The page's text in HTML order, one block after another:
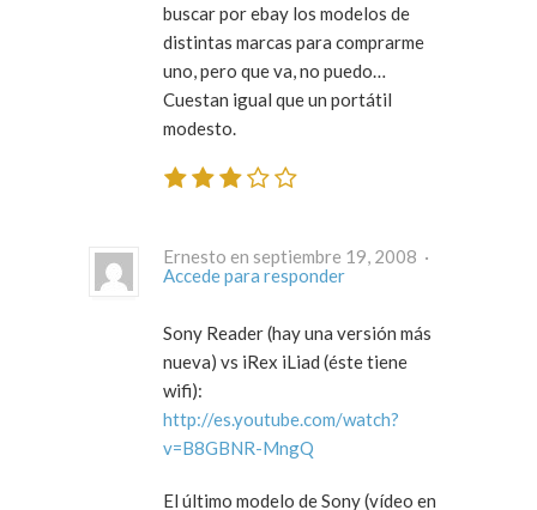
buscar por ebay los modelos de
distintas marcas para comprarme
uno, pero que va, no puedo…
Cuestan igual que un portátil
modesto.
Ernesto en septiembre 19, 2008 ·
Accede para responder
Sony Reader (hay una versión más
nueva) vs iRex iLiad (éste tiene
wifi):
http://es.youtube.com/watch?
v=B8GBNR-MngQ
El último modelo de Sony (vídeo en